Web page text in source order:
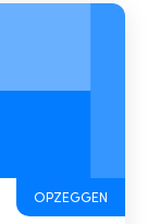
OPZEGGEN